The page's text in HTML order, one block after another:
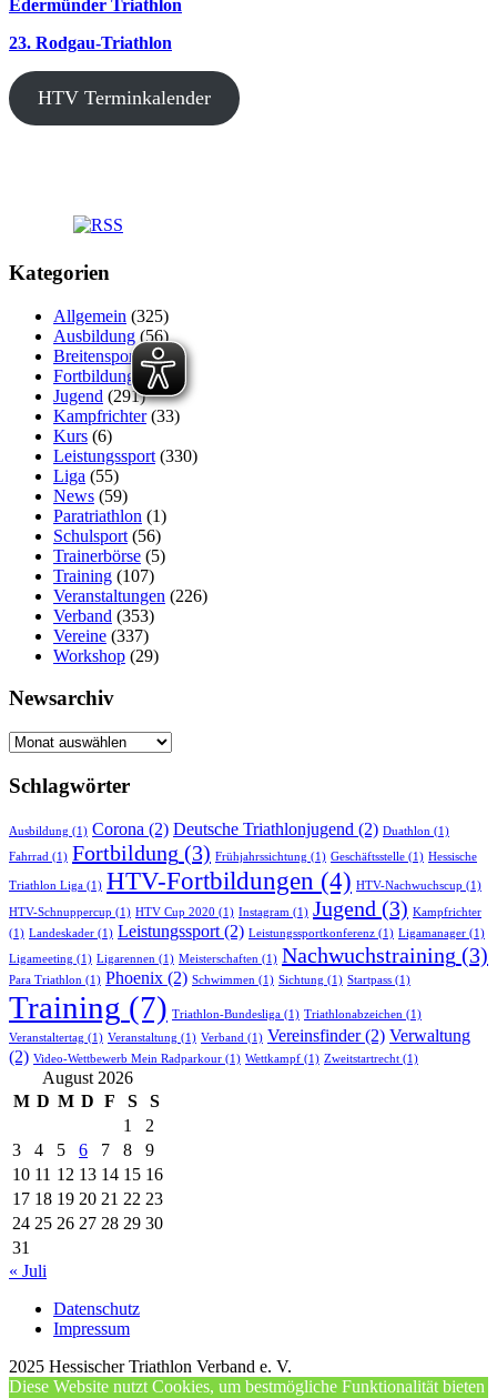
Edermünder Triathlon
23. Rodgau-Triathlon
HTV Terminkalender
Kategorien
Allgemein (325)
Ausbildung (56)
Breitensport (191)
Fortbildung
(48)
Jugend (291)
Kampfrichter(33)
Kurs (6)
Leistungssport (330)
Liga (55)
News (59)
Paratriathlon (1)
Schulsport (56)
Trainerbörse (5)
Training (107)
Veranstaltungen (226)
Verband (353)
Vereine (337)
Workshop (29)
Newsarchiv
Newsarchiv
Schlagwörter
Ausbildung (1) Corona (2) Deutsche Triathlonjugend (2) Duathlon (1)
Fahrrad (1) Fortbildung (3) Frühjahrssichtung (1) Geschäftsstelle (1) Hessische
Triathlon Liga (1) HTV-Fortbildungen (4) HTV-Nachwuchscup (1)
HTV-Schnuppercup (1) HTV Cup 2020 (1) Instagram (1) Jugend (3) Kampfrichter
(1) Landeskader (1) Leistungssport(2) Leistungssportkonferenz (1) Ligamanager (1)
Ligameeting (1) Ligarennen (1) Meisterschaften (1) Nachwuchstraining (3)
Para Triathlon (1) Phoenix (2) Schwimmen (1) Sichtung (1) Startpass (1)
Training (7) Triathlon-Bundesliga (1) Triathlonabzeichen (1)
Veranstaltertag (1) Veranstaltung (1) Verband (1) Vereinsfinder(2) Verwaltung
(2) Video-Wettbewerb Mein Radparkour (1) Wettkampf (1) Zweitstartrecht (1)
August 2026
M D M D F S
S
1
2
3
4 5 6 7 8
9
10 11 12 13 14 15 16
17 18 19 20 21 22 23
24 25 26 27 28 29 30
31
« Juli
Datenschutz
Impressum
2025 Hessischer Triathlon Verband e. V.
Diese Website nutzt Cookies, um bestmögliche Funktionalität bieten